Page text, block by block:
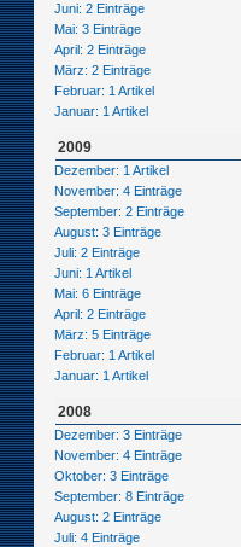
Juni: 2 Einträge
Mai: 3 Einträge
April: 2 Einträge
März: 2 Einträge
Februar: 1 Artikel
Januar: 1 Artikel
2009
Dezember: 1 Artikel
November: 4 Einträge
September: 2 Einträge
August: 3 Einträge
Juli: 2 Einträge
Juni: 1 Artikel
Mai: 6 Einträge
April: 2 Einträge
März: 5 Einträge
Februar: 1 Artikel
Januar: 1 Artikel
2008
Dezember: 3 Einträge
November: 4 Einträge
Oktober: 3 Einträge
September: 8 Einträge
August: 2 Einträge
Juli: 4 Einträge